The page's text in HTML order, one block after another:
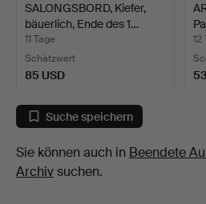
SALONGSBORD, Kiefer,
bäuerlich, Ende des 1…
11 Tage
Schätzwert
85 USD
12
Suche speichern
Sie können auch in Beendete
Archivsuchen.